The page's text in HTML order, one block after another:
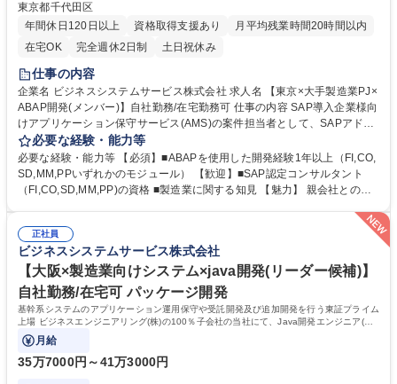
東京都千代田区
年間休日120日以上
資格取得支援あり
月平均残業時間20時間以内
在宅OK
完全週休2日制 土日祝休み
仕事の内容
企業名 ビジネスシステムサービス株式会社 求人名 【東京×大手製造業PJ×
ABAP開発(メンバー)】自社勤務/在宅勤務可 仕事の内容 SAP導入企業様向
けアプリケーション保守サービス(AMS)の案件担当者として、SAPアドオ
ン開発をお任せいたします。 【想定業務】設計～開発/改善提案/工数管理/
その他案件担当にかかる業務全般 【キャリア】 案件のメンバーとして参
画し、上記業務に従事いただきます。 一通り弊社業務を理解いただいた際
には後輩指導やOJT、案件のサブリーダーなどを行っていただきたいと考
種 【東京×大手製造業PJ×ABAP開発(メンバー)】自社勤務/在宅勤務可
必要な経験・能力等
必要な経験・能力等 【必須】■ABAPを使用した開発経験1年以上（FI,CO,
SD,MM,PPいずれかのモジュール） 【歓迎】■SAP認定コンサルタント
（FI,CO,SD,MM,PP)の資格 ■製造業に関する知見 【魅力】 親会社との業
ある顧客が多く、中小規模ながら大手企業の案件に上流から参画できる環
境です。また当社側で案件管理を担っているため働きやすい環境を整備し
ています。 学歴・資格 学歴：大学院 大学 高専 短大 専修学校 高校 語学
力： 資格：
正社員
ビジネスシステムサービス株式会社
【大阪×製造業向けシステム×java開発(リーダー候補)】
自社勤務/在宅可 パッケージ開発
基幹系システムのアプリケーション運用保守や受託開発及び追加開発を行う東証プライム
上場 ビジネスエンジニアリング(株)の100％子会社の当社にて、Java開発エンジニア(リ
ーダー候補)を募集します。
月給
35万7000円～41万3000円